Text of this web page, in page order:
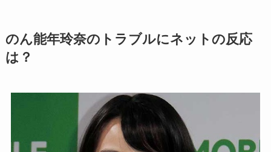
のん能年玲奈のトラブルにネットの反応
は？